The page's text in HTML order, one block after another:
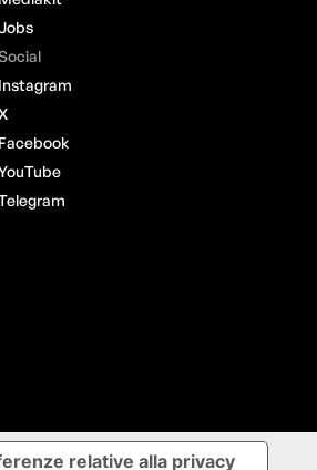
Instagram
X
Facebook
relative alla privacy